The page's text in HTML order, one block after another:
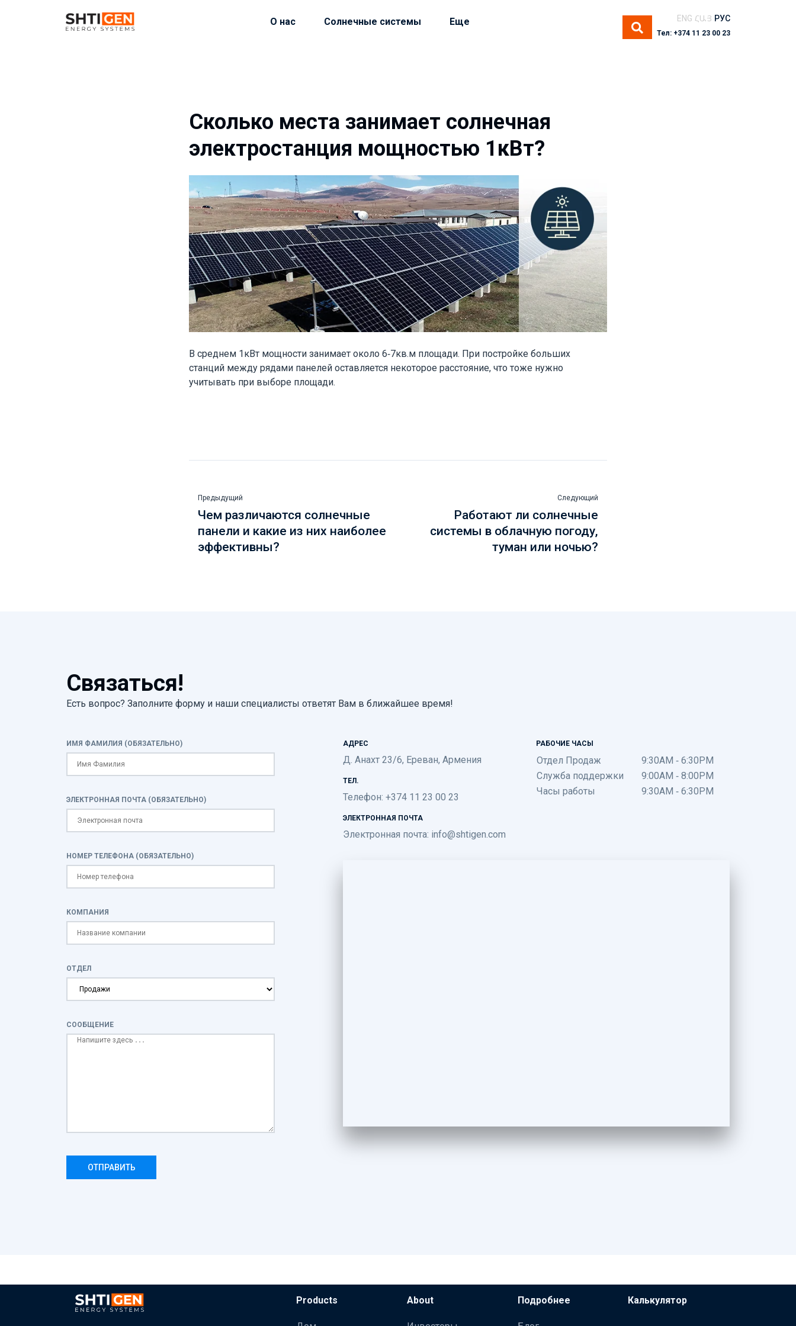
О нас Солнечные системы Еще ENG ՀԱՅ РУС
Тел: +374 11 23 00 23
Сколько места занимает солнечная
электростанция мощностью 1кВт?
В среднем 1кВт мощности занимает около 6-7кв.м площади. При постройке больших
станций между рядами панелей оставляется некоторое расстояние, что тоже нужно
учитывать при выборе площади.
Предыдущий
Чем различаются солнечные
панели и какие из них наиболее
эффективны?
Следующий
Работают ли солнечные
системы в облачную погоду,
туман или ночью?
Связаться!
Есть вопрос? Заполните форму и наши специалисты ответят Вам в ближайшее время!
ИМЯ ФАМИЛИЯ (ОБЯЗАТЕЛЬНО)
ЭЛЕКТРОННАЯ ПОЧТА (ОБЯЗАТЕЛЬНО)
НОМЕР ТЕЛЕФОНА (ОБЯЗАТЕЛЬНО)
КОМПАНИЯ
ОТДЕЛ
СООБЩЕНИЕ
АДРЕС
Д. Анахт 23/6, Ереван, Армения
ТЕЛ.
Телефон: +374 11 23 00 23
ЭЛЕКТРОННАЯ ПОЧТА
Электронная почта: info@shtigen.com
РАБОЧИЕ ЧАСЫ
Отдел Продаж
9:30AM - 6:30PM
Служба поддержки
9:00AM - 8:00PM
Часы работы
9:30AM - 6:30PM
Products
About
Подробнее
Калькулятор